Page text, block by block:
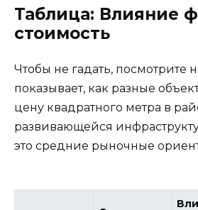
Таблица: Влияние
стоимость
Чтобы не гадать, посмотрите
показывает, как разные
цену квадратного метра в
развивающейся
это средние рыночные